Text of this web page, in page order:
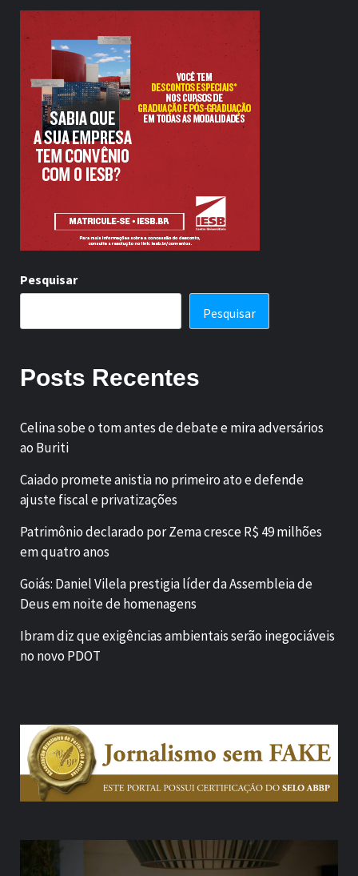
Pesquisar
Pesquisar
Posts Recentes
Celina sobe o tom antes de debate e mira adversários
ao Buriti
Caiado promete anistia no primeiro ato e defende
ajuste fiscal e privatizações
Patrimônio declarado por Zema cresce R$ 49 milhões
em quatro anos
Goiás: Daniel Vilela prestigia líder da Assembleia de
Deus em noite de homenagens
Ibram diz que exigências ambientais serão inegociáveis
no novo PDOT